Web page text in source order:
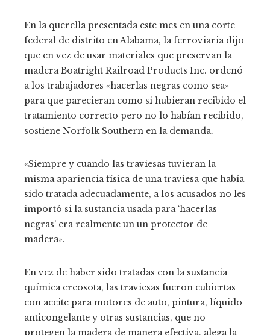
En la querella presentada este mes en una corte
federal de distrito en Alabama, la ferroviaria dijo
que en vez de usar materiales que preservan la
madera Boatright Railroad Products Inc. ordenó
a los trabajadores «hacerlas negras como sea»
para que parecieran como si hubieran recibido el
tratamiento correcto pero no lo habían recibido,
sostiene Norfolk Southern en la demanda.
«Siempre y cuando las traviesas tuvieran la
misma apariencia física de una traviesa que había
sido tratada adecuadamente, a los acusados no les
importó si la sustancia usada para ‘hacerlas
negras’ era realmente un un protector de
madera».
En vez de haber sido tratadas con la sustancia
química creosota, las traviesas fueron cubiertas
con aceite para motores de auto, pintura, líquido
anticongelante y otras sustancias, que no
protegen la madera de manera efectiva, alega la